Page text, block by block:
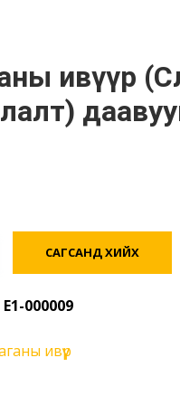
САГСАНД ХИЙХ
E1-000009
ивүүр